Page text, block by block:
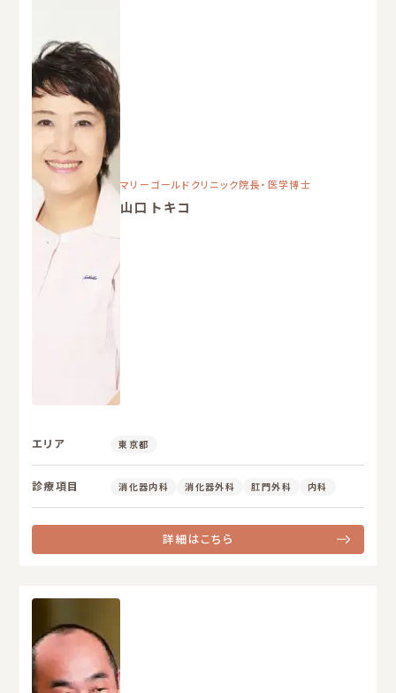
マリーゴールドクリニック院長・医学博士
山口 トキコ
エリア 東京都
診療項目 消化器内科 消化器外科 肛門外科 内科
詳細はこちら